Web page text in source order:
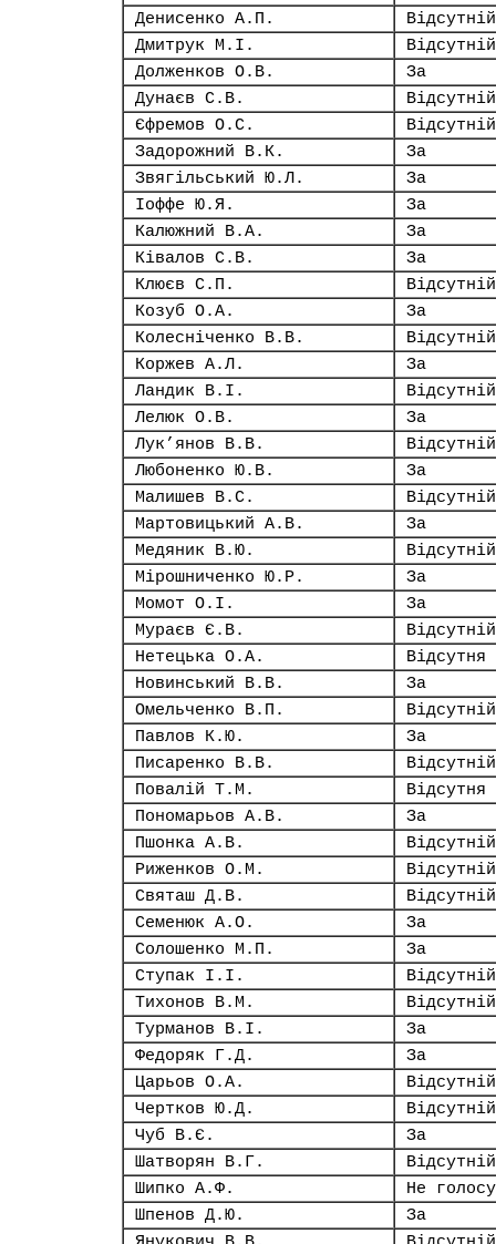
Денисенко А.П.
Відсутній
Дмитрук М.І.
Відсутній
Долженков О.В.
За
Дунаєв С.В.
Відсутній
Єфремов О.С.
Відсутній
Задорожний В.К.
За
Звягільський Ю.Л.
За
Іоффе Ю.Я.
За
Калюжний В.А.
За
Ківалов С.В.
За
Клюєв С.П.
Відсутній
Козуб О.А.
За
Колесніченко В.В.
Відсутній
Коржев А.Л.
За
Ландик В.І.
Відсутній
Лелюк О.В.
За
Лук’янов В.В.
Відсутній
Любоненко Ю.В.
За
Малишев В.С.
Відсутній
Мартовицький А.В.
За
Медяник В.Ю.
Відсутній
Мірошниченко Ю.Р.
За
Момот О.І.
За
Мураєв Є.В.
Відсутній
Нетецька О.А.
Відсутня
Новинський В.В.
За
Омельченко В.П.
Відсутній
Павлов К.Ю.
За
Писаренко В.В.
Відсутній
Повалій Т.М.
Відсутня
Пономарьов А.В.
За
Пшонка А.В.
Відсутній
Риженков О.М.
Відсутній
Святаш Д.В.
Відсутній
Семенюк А.О.
За
Солошенко М.П.
За
Ступак І.І.
Відсутній
Тихонов В.М.
Відсутній
Турманов В.І.
За
Федоряк Г.Д.
За
Царьов О.А.
Відсутній
Чертков Ю.Д.
Відсутній
Чуб В.Є.
За
Шатворян В.Г.
Відсутній
Шипко А.Ф.
Не
Шпенов Д.Ю.
За